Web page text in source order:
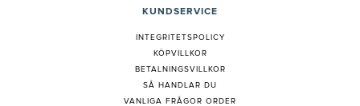
KUNDSERVICE
INTEGRITETSPOLICY
KÖPVILLKOR
BETALNINGSVILLKOR
SÅ HANDLAR DU
VANLIGA FRÅGOR ORDER